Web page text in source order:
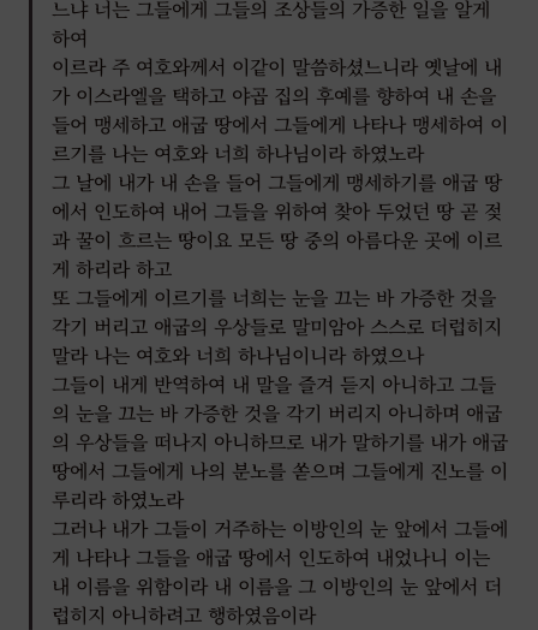
느냐 너는 그들에게 그들의 조상들의 가증한 일을 알게
하여
이르라 주 여호와께서 이같이 말씀하셨느니라 옛날에 내
가 이스라엘을 택하고 야곱 집의 후예를 향하여 내 손을
들어 맹세하고 애굽 땅에서 그들에게 나타나 맹세하여 이
르기를 나는 여호와 너희 하나님이라 하였노라
그 날에 내가 내 손을 들어 그들에게 맹세하기를 애굽 땅
에서 인도하여 내어 그들을 위하여 찾아 두었던 땅 곧 젖
과 꿀이 흐르는 땅이요 모든 땅 중의 아름다운 곳에 이르
게 하리라 하고
또 그들에게 이르기를 너희는 눈을 끄는 바 가증한 것을
각기 버리고 애굽의 우상들로 말미암아 스스로 더럽히지
말라 나는 여호와 너희 하나님이니라 하였으나
그들이 내게 반역하여 내 말을 즐겨 듣지 아니하고 그들
의 눈을 끄는 바 가증한 것을 각기 버리지 아니하며 애굽
의 우상들을 떠나지 아니하므로 내가 말하기를 내가 애굽
땅에서 그들에게 나의 분노를 쏟으며 그들에게 진노를 이
루리라 하였노라
그러나 내가 그들이 거주하는 이방인의 눈 앞에서 그들에
게 나타나 그들을 애굽 땅에서 인도하여 내었나니 이는
내 이름을 위함이라 내 이름을 그 이방인의 눈 앞에서 더
럽히지 아니하려고 행하였음이라